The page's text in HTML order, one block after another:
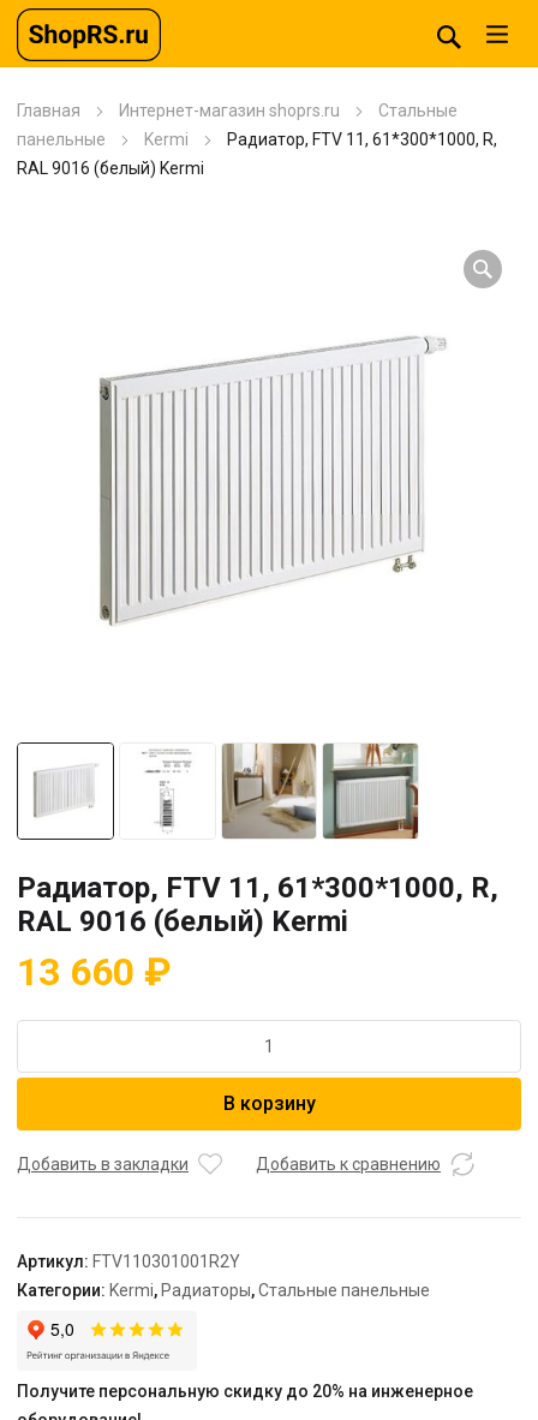
Главная Интернет-магазин shoprs.ru
Стальные
панельные
Kermi
Радиатор, FTV 11, 61*300*1000, R,
RAL 9016 (белый) Kermi
Радиатор, FTV 11, 61*300*1000, R,
RAL 9016 (белый) Kermi
13 660 ₽
Радиатор,
61*300*1000,
(белый)
Kermi
В корзину
Добавить в закладки Добавить к сравнению
Артикул: FTV110301001R2Y
Категории: Kermi, Радиаторы,Стальные панельные
Получите персональную скидку до 20% на инженерное